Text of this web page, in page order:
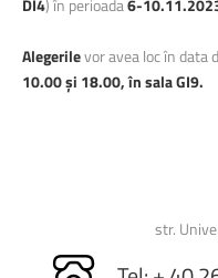
Alegerilevor avea loc în data
10.00 și 18.00, în sala GI9.
str.